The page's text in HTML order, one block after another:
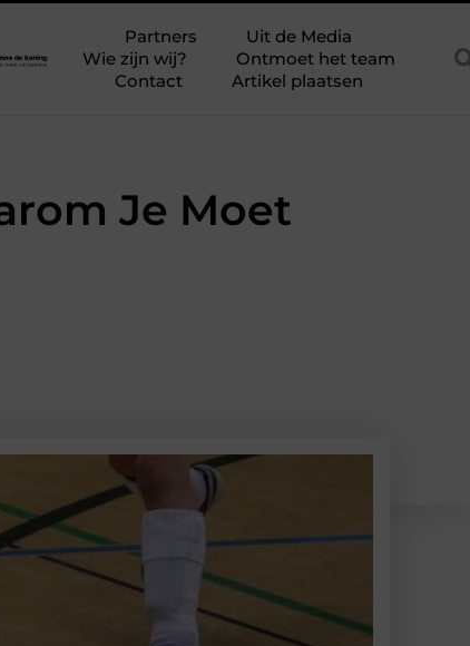
Partners
Uit de Media
Wie zijn wij?
Ontmoet het team
Contact
Artikel plaatsen
Je Moet